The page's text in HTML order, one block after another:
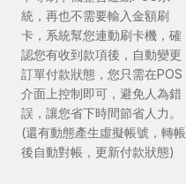
統，再也不需要輸入金額刷
卡，系統幫您連動刷卡機，確
認您有收到款項後，自動變更
訂單付款狀態，您只需在POS
介面上控制即可，避免人為錯
誤，讓您省下時間節省人力。
(還有動態產生虛擬帳號，轉帳
後自動對帳，更新付款狀態)